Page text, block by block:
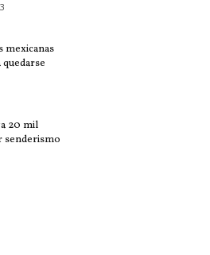
mexicanas
20 mil
senderismo